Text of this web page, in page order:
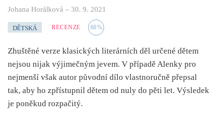
Johana Horálková – 30. 9. 2021
DĚTSKÁ RECENZE 60%
Zhuštěné verze klasických literárních děl určené dětem
nejsou nijak výjimečným jevem. V případě Alenky pro
nejmenší však autor původní dílo vlastnoručně přepsal
tak, aby ho zpřístupnil dětem od nuly do pěti let. Výsledek
je poněkud rozpačitý.